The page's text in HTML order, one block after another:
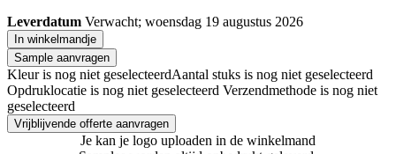
Leverdatum Verwacht; woensdag 19 augustus 2026
In winkelmandje
Sample aanvragen
Kleur is nog niet geselecteerdAantal stuks is nog niet geselecteerd
Opdruklocatie is nog niet geselecteerd Verzendmethode is nog niet
geselecteerd
Vrijblijvende offerte aanvragen
Je kan je logo uploaden in de winkelmand